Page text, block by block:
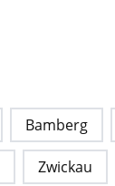
Bamberg
Zwickau